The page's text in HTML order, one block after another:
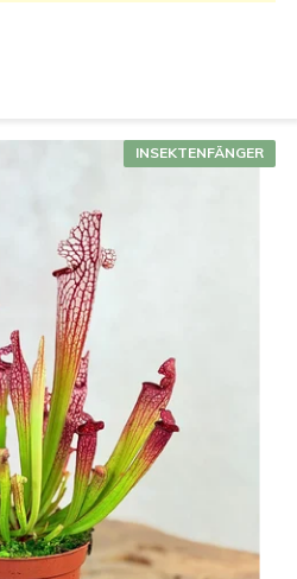
INSEKTENFÄNGER